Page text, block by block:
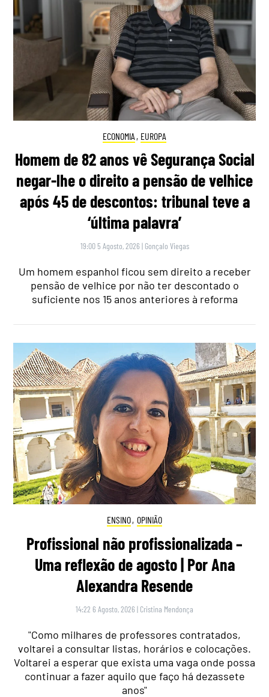
ECONOMIA , EUROPA
Homem de 82 anos vê Segurança Social
negar-lhe o direito a pensão de velhice
após 45 de descontos: tribunal teve a
‘última palavra’
19:00 5 Agosto, 2026 | Gonçalo Viegas
Um homem espanhol ficou sem direito a receber
pensão de velhice por não ter descontado o
suficiente nos 15 anos anteriores à reforma
ENSINO, OPINIÃO
Profissional não profissionalizada –
Uma reflexão de agosto | Por Ana
Alexandra Resende
14:22 6 Agosto, 2026 | Cristina Mendonça
"Como milhares de professores contratados,
voltarei a consultar listas, horários e colocações.
Voltarei a esperar que exista uma vaga onde possa
continuar a fazer aquilo que faço há dezassete
anos"